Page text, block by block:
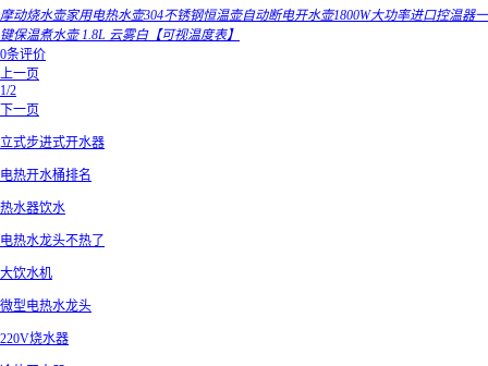
摩动烧水壶家用电热水壶304不锈钢恒温壶自动断电开水壶1800W大功率进口控温器一
键保温煮水壶 1.8L 云雾白【可视温度表】
0条评价
上一页
1/2
下一页
立式步进式开水器
电热开水桶排名
热水器饮水
电热水龙头不热了
大饮水机
微型电热水龙头
220V烧水器